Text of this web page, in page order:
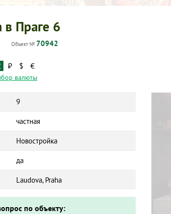
Праге 6
Объект № 70942
₽ $ €
валюты
9
частная
Новостройка
да
Laudova, Praha
по объекту: